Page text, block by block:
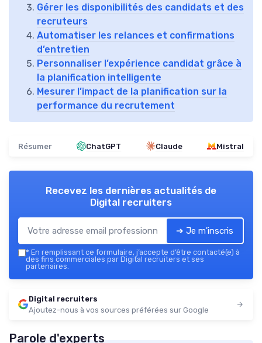
Gérer les disponibilités des candidats et des
recruteurs
Automatiser les relances et confirmations
d’entretien
Personnaliser l’expérience candidat grâce à
la planification intelligente
Mesurer l’impact de la planification sur la
performance du recrutement
Résumer ChatGPT Claude Mistral
Recevez les dernières actualités de
Digital recruiters
➔ Je m'inscris
* En remplissant ce formulaire, j’accepte d’être contacté(e) à
des fins commerciales par Digital recruiters et ses
partenaires.
Digital recruiters
Ajoutez-nous à vos sources préférées sur Google
Parole d'experts